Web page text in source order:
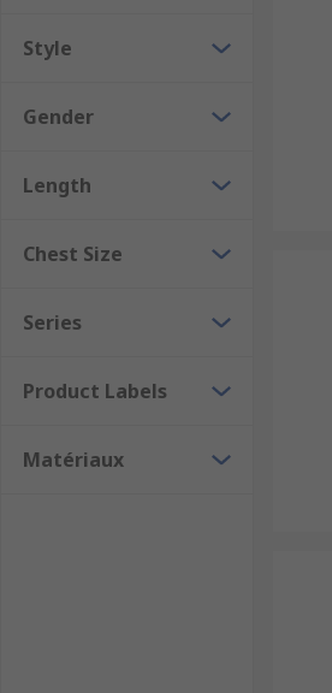
Style
Gender
Length
Chest Size
Series
Product Labels
Matériaux